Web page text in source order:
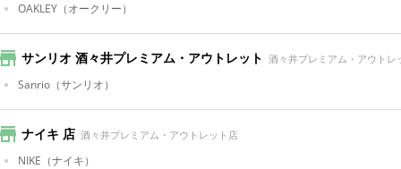
OAKLEY （オークリー）
サンリオ 酒々井プレミアム・アウトレット 酒々井プレミアム・アウトレ
Sanrio （サンリオ）
ナイキ 店 酒々井プレミアム・アウトレット店
NIKE （ナイキ）